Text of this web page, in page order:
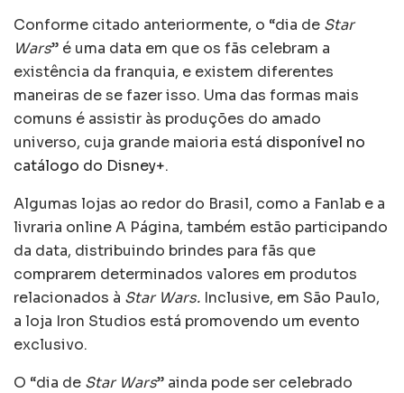
Conforme citado anteriormente, o “dia de Star
Wars” é uma data em que os fãs celebram a
existência da franquia, e existem diferentes
maneiras de se fazer isso. Uma das formas mais
comuns é assistir às produções do amado
universo, cuja grande maioria está disponível no
catálogo do Disney+.
Algumas lojas ao redor do Brasil, como a Fanlab e a
livraria online A Página, também estão participando
da data, distribuindo brindes para fãs que
comprarem determinados valores em produtos
relacionados à Star Wars. Inclusive, em São Paulo,
a loja Iron Studios está promovendo um evento
exclusivo.
O “dia de Star Wars” ainda pode ser celebrado